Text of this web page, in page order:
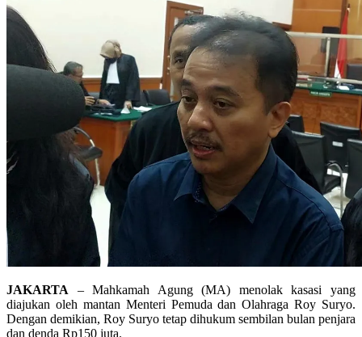
JAKARTA – Mahkamah Agung (MA) menolak kasasi yang
diajukan oleh mantan Menteri Pemuda dan Olahraga Roy Suryo.
Dengan demikian, Roy Suryo tetap dihukum sembilan bulan penjara
dan denda Rp150 juta.